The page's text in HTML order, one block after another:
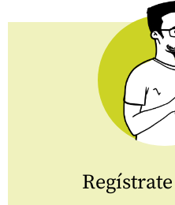
Regístrate